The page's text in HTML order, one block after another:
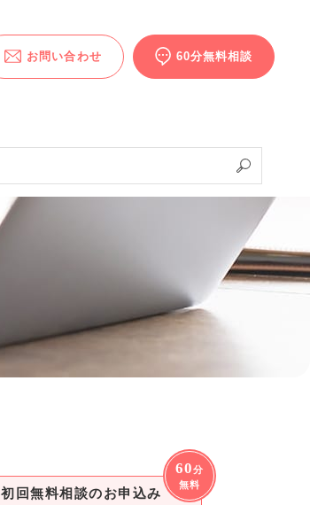
60分無料相談
お問い合わせ
60分
無料
初回無料相談のお申込み